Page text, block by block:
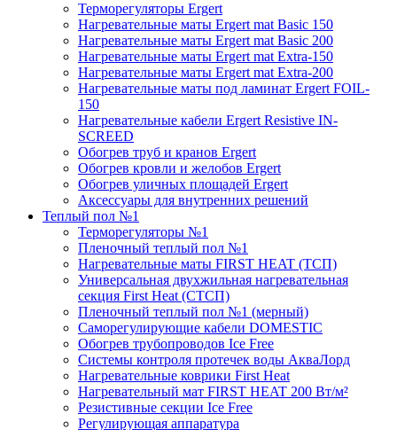
Терморегуляторы Ergert
Нагревательные маты Ergert mat Basic 150
Нагревательные маты Ergert mat Basic 200
Нагревательные маты Ergert mat Extra-150
Нагревательные маты Ergert mat Extra-200
Нагревательные маты под ламинат Ergert FOIL-
150
Нагревательные кабели Ergert Resistive IN-
SCREED
Обогрев труб и кранов Ergert
Обогрев кровли и желобов Ergert
Обогрев уличных площадей Ergert
Аксессуары для внутренних решений
Теплый пол №1
Терморегуляторы №1
Пленочный теплый пол №1
Нагревательные маты FIRST HEAT (ТСП)
Универсальная двухжильная нагревательная
секция First Heat (СТСП)
Пленочный теплый пол №1 (мерный)
Саморегулирующие кабели DOMESTIC
Обогрев трубопроводов Ice Free
Системы контроля протечек воды АкваЛорд
Нагревательные коврики First Heat
Нагревательный мат FIRST HEAT 200 Вт/м²
Резистивные секции Ice Free
Регулирующая аппаратура